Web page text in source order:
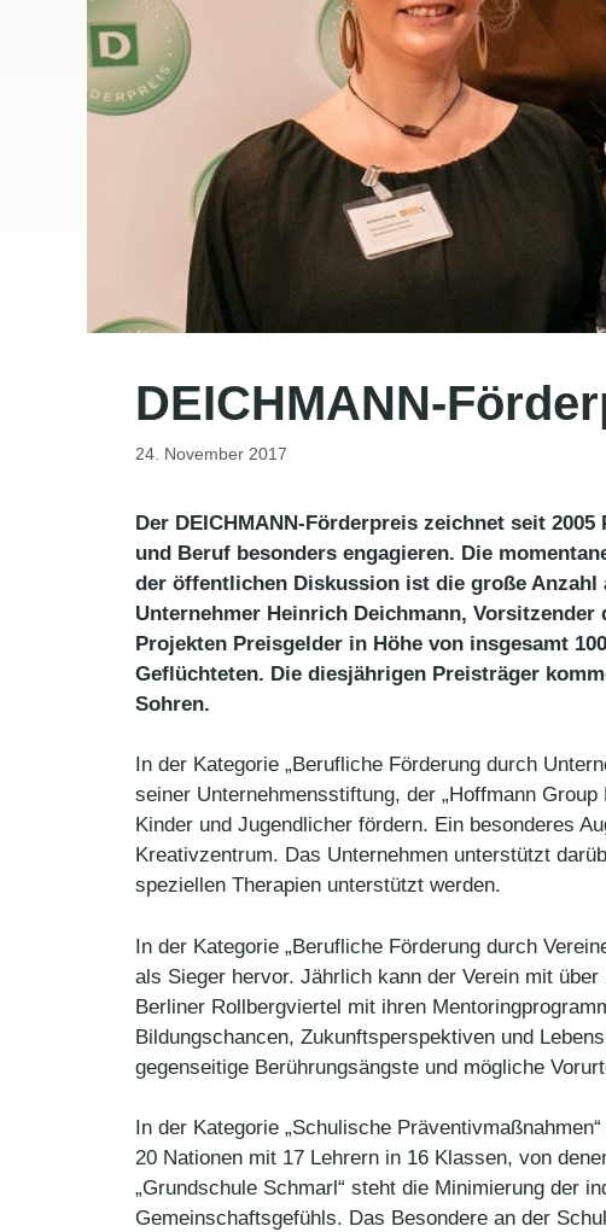
DEICHMANN-
24. November 2017
Der DEICHMANN-Förderpreis zeichnet seit
und Beruf besonders engagieren. Die
der öffentlichen Diskussion ist die große Anzahl
Unternehmer Heinrich Deichmann,
Projekten Preisgelder in Höhe von insgesamt
Geflüchteten. Die diesjährigen Preisträger
Sohren.
In der Kategorie „Berufliche Förderung durch
seiner Unternehmensstiftung, der „Hoffmann
Kinder und Jugendlicher fördern. Ein besonderes
Kreativzentrum. Das Unternehmen unterstützt
speziellen Therapien unterstützt werden.
In der Kategorie „Berufliche Förderung durch
als Sieger hervor. Jährlich kann der Verein mit
Berliner Rollbergviertel mit ihren
Bildungschancen, Zukunftsperspektiven und
gegenseitige Berührungsängste und mögliche
In der Kategorie „Schulische
20 Nationen mit 17 Lehrern in 16 Klassen, von
„Grundschule Schmarl“ steht die Minimierung der
Gemeinschaftsgefühls. Das Besondere an der